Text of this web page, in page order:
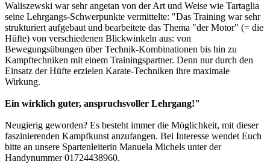
Waliszewski war sehr angetan von der Art und Weise wie Tartaglia
seine Lehrgangs-Schwerpunkte vermittelte: "Das Training war sehr
strukturiert aufgebaut und bearbeitete das Thema "der Motor" (= die
Hüfte) von verschiedenen Blickwinkeln aus: von
Bewegungsübungen über Technik-Kombinationen bis hin zu
Kampftechniken mit einem Trainingspartner. Denn nur durch den
Einsatz der Hüfte erzielen Karate-Techniken ihre maximale
Wirkung.
Ein wirklich guter, anspruchsvoller Lehrgang!"
Neugierig geworden? Es besteht immer die Möglichkeit, mit dieser
faszinierenden Kampfkunst anzufangen. Bei Interesse wendet Euch
bitte an unsere Spartenleiterin Manuela Michels unter der
Handynummer 01724438960.